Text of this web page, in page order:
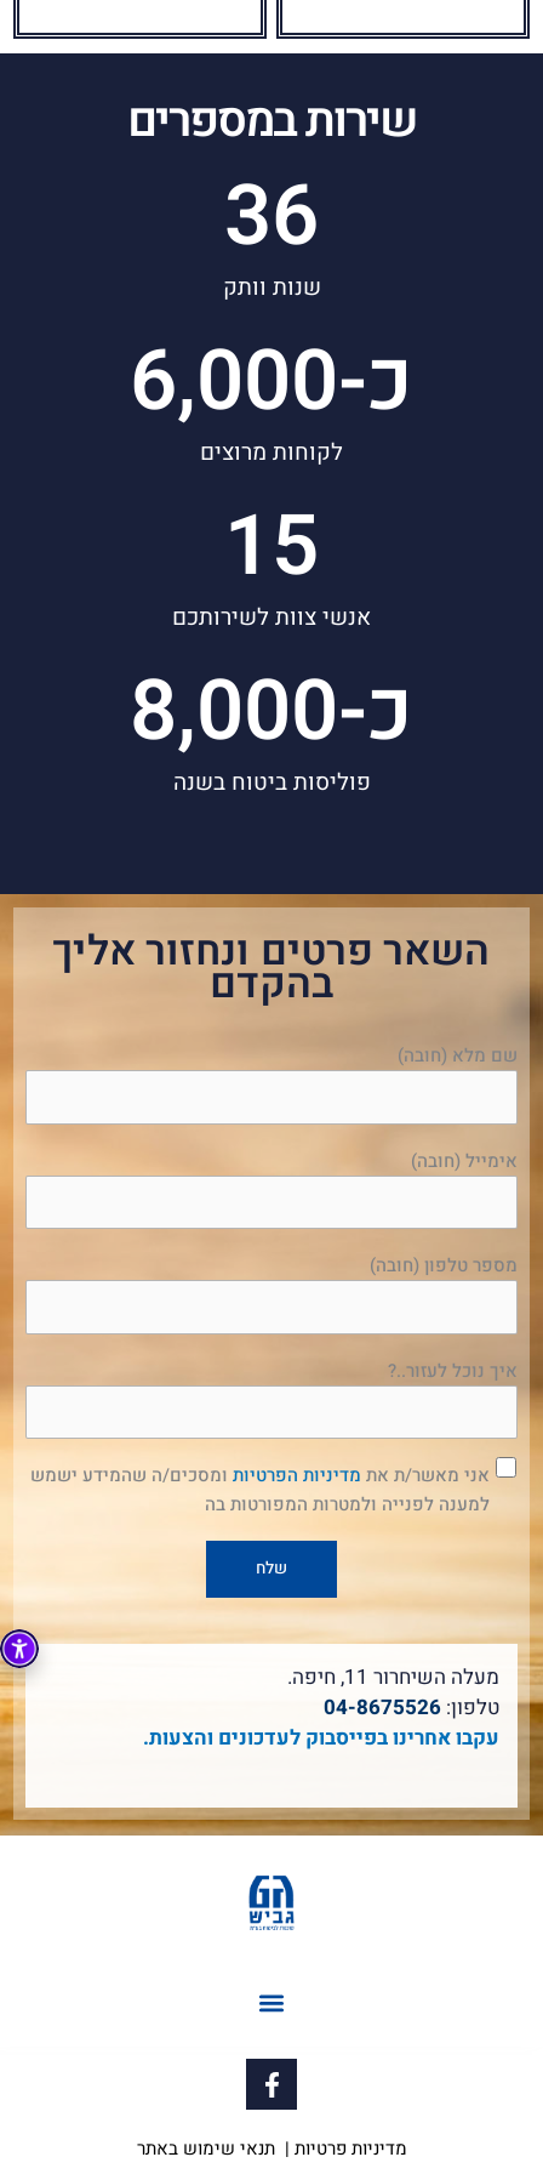
שירות במספרים
שנות וותק
36
לקוחות מרוצים
כ-6,000
אנשי צוות לשירותכם
15
פוליסות ביטוח בשנה
כ-8,000
השאר פרטים ונחזור אליך
בהקדם
שם מלא (חובה)
אימייל (חובה)
מספר טלפון (חובה)
איך נוכל לעזור..?
אני מאשר/ת את מדיניות הפרטיות ומסכים/ה שהמידע ישמש
למענה לפנייה ולמטרות המפורטות בה
מעלה השיחרור 11, חיפה.
טלפון: 04-8675526
עקבו אחרינו בפייסבוק לעדכונים והצעות.
F
a
c
e מדיניות פרטיות |תנאי שימוש באתר